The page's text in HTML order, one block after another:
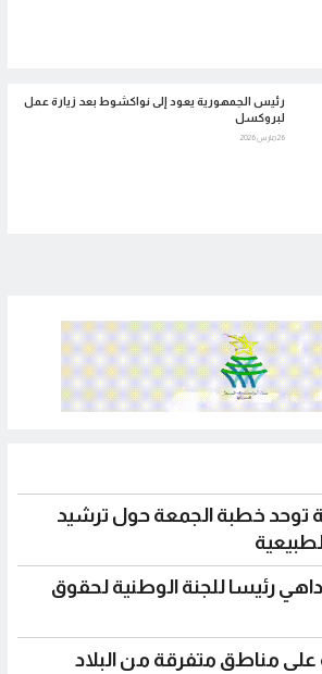
رئيس الجمهورية يعود إلى نواكشوط بعد زيارة عمل
لبروكسل
26 مارس 2026
توحد خطبة الجمعة حول ترشيد
رئيسا للجنة الوطنية لحقوق
مناطق متفرقة من البلاد